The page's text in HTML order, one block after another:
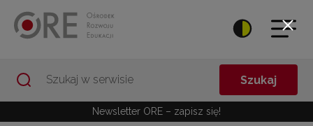
Szukaj
Newsletter ORE – zapisz się!